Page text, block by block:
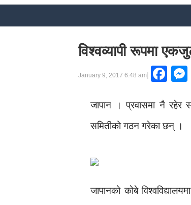
विश्वव्यापी रूपमा
January 9, 2017 6:48 am|
जापान । प्रवासमा नै रहेर
समितीको गठन गरेका छन् ।
जापानको काेबे